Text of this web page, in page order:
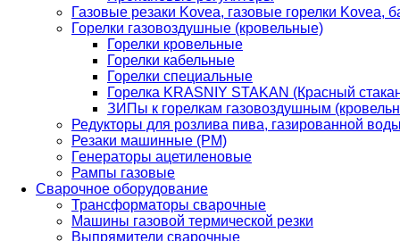
Газовые резаки Kovea, газовые горелки Kovea,
Горелки газовоздушные (кровельные)
Горелки кровельные
Горелки кабельные
Горелки специальные
Горелка KRASNIY STAKAN (Красный
ЗИПы к горелкам газовоздушным
Редукторы для розлива пива, газированной
Резаки машинные (РМ)
Генераторы ацетиленовые
Рампы газовые
Сварочное оборудование
Трансформаторы сварочные
Машины газовой термической резки
Выпрямители сварочные